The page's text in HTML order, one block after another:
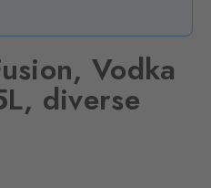
Vodka
diverse